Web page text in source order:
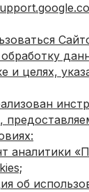
и целях,
аналитики
об